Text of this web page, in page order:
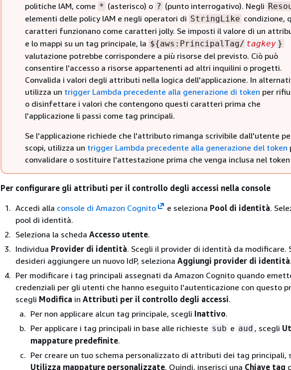
politiche IAM, come * (asterisco) o ? (punto interrogativo). Negli
elementi delle policy IAM e negli operatori di StringLike condizione,
caratteri funzionano come caratteri jolly. Se imposti il valore di un
e lo mappi su un tag principale, la ${aws:PrincipalTag/ tagkey }
valutazione potrebbe corrispondere a più risorse del previsto. Ciò può
consentire l'accesso a risorse appartenenti ad altri inquilini o progetti.
Convalida i valori degli attributi nella logica dell'applicazione. In
utilizza un trigger Lambda precedente alla generazione di token per
o disinfettare i valori che contengono questi caratteri prima che
l'applicazione li passi come tag principali.
Se l'applicazione richiede che l'attributo rimanga scrivibile dall'utente
scopi, utilizza un trigger Lambda precedente alla generazione del token
convalidare o sostituire l'attestazione prima che venga inclusa nel token
Per configurare gli attributi per il controllo degli accessi nella console
Accedi alla console di Amazon Cognito e seleziona Pool di identità.
pool di identità.
Seleziona la scheda Accesso utente.
Individua Provider di identità. Scegli il provider di identità da modificare.
desideri aggiungere un nuovo IdP, seleziona Aggiungi provider di identità.
Per modificare i tag principali assegnati da Amazon Cognito quando
credenziali per gli utenti che hanno eseguito l'autenticazione con questo
scegli Modifica in Attributi per il controllo degli accessi.
Per non applicare alcun tag principale, scegli Inattivo.
Per applicare i tag principali in base alle richieste sub e aud , scegli
mappature predefinite.
Per creare un tuo schema personalizzato di attributi dei tag principali,
Utilizza mappature personalizzate. Quindi, inserisci una Chiave tag